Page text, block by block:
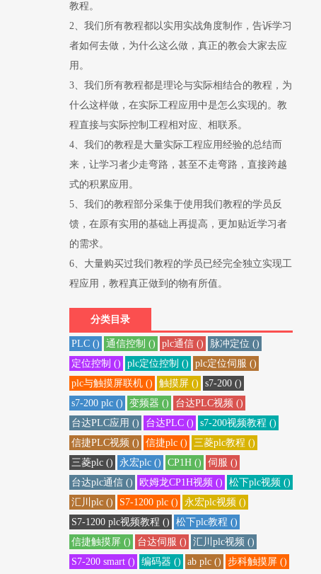
教程。
2、我们所有教程都以实用实战角度制作，告诉学习
者如何去做，为什么这么做，真正的教会大家去应
用。
3、我们所有教程都是理论与实际相结合的教程，为
什么这样做，在实际工程应用中是怎么实现的。教
程直接与实际控制工程相对应、相联系。
4、我们的教程是大量实际工程应用经验的总结而
来，让学习者少走弯路，甚至不走弯路，直接跨越
式的积累应用。
5、我们的教程部分采集于使用我们教程的学员反
馈，在原有实用的基础上再提高，更加贴近学习者
的需求。
6、大量购买过我们教程的学员已经完全独立实现工
程应用，教程真正做到的物有所值。
分类目录
PLC () 通信控制 () plc通信 ()
脉冲定位 ()
定位控制 ()
plc定位控制 ()
plc定位伺服 ()
plc与触摸屏联机 ()
触摸屏 ()
s7-200 ()
s7-200 plc ()
变频器 ()
台达PLC视频 ()
台达PLC应用 ()
台达PLC ()
s7-200视频教程 ()
信捷PLC视频 ()
信捷plc ()
三菱plc教程 ()
三菱plc ()
永宏plc () CP1H ()
伺服 ()
台达plc通信 ()
欧姆龙CP1H视频 ()
松下plc视频 ()
汇川plc ()
S7-1200 plc ()
永宏plc视频 ()
S7-1200 plc视频教程 ()
松下plc教程 ()
信捷触摸屏 ()
台达伺服 ()
汇川plc视频 ()
S7-200 smart ()
编码器 () ab plc () 步科触摸屏 ()